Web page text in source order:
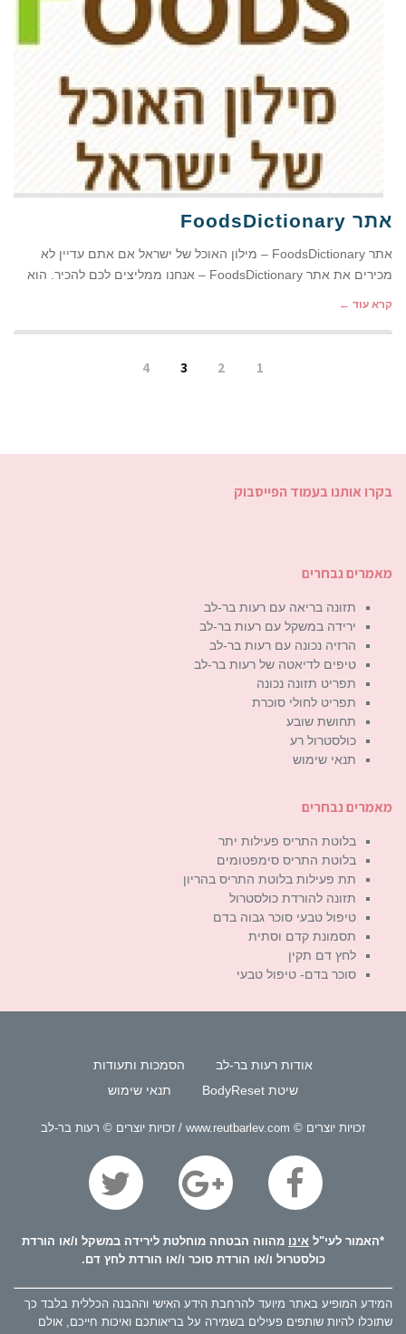
אתר FoodsDictionary
אתר FoodsDictionary – מילון האוכל של ישראל אם אתם עדיין לא
מכירים את אתר FoodsDictionary – אנחנו ממליצים לכם להכיר. הוא
קרא עוד ←
1
2
3
4
בקרו אותנו בעמוד הפייסבוק
מאמרים נבחרים
תזונה בריאה עם רעות בר-לב
ירידה במשקל עם רעות בר-לב
הרזיה נכונה עם רעות בר-לב
טיפים לדיאטה של רעות בר-לב
תפריט תזונה נכונה
תפריט לחולי סוכרת
תחושת שובע
כולסטרול רע
תנאי שימוש
מאמרים נבחרים
בלוטת התריס פעילות יתר
בלוטת התריס סימפטומים
תת פעילות בלוטת התריס בהריון
תזונה להורדת כולסטרול
טיפול טבעי סוכר גבוה בדם
תסמונת קדם וסתית
לחץ דם תקין
סוכר בדם- טיפול טבעי
אודות רעות בר-לב
הסמכות ותעודות
שיטת BodyReset
תנאי שימוש
זכויות יוצרים © www.reutbarlev.com / זכויות יוצרים © רעות בר-לב
*האמור לעי"ל אינו מהווה הבטחה מוחלטת לירידה במשקל ו/או הורדת
כולסטרול ו/או הורדת סוכר ו/או הורדת לחץ דם.
המידע המופיע באתר מיועד להרחבת הידע האישי וההבנה הכללית בלבד כך
שתוכלו להיות שותפים פעילים בשמירה על בריאותכם ואיכות חייכם, אולם